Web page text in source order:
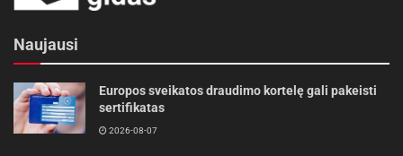
Naujausi
Europos sveikatos draudimo kortelę gali pakeisti
sertifikatas
2026-08-07